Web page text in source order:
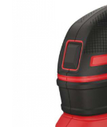
Drujbe electrice
Drujbe termice
Echipamente
Echipamente PSI
Generatoare si